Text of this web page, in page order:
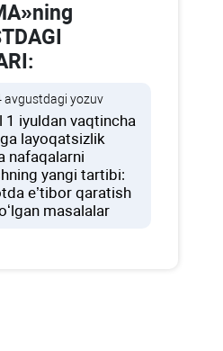
avgustdagi yozuv
1 iyuldan vaqtincha
layoqatsizlik
nafaqalarni
yangi tartibi:
e’tibor qaratish
masalalar